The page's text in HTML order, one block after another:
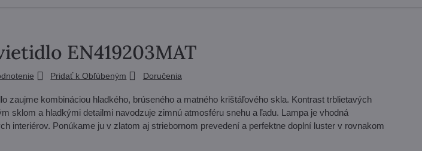
EN419203MAT
Pridať k Obľúbeným Doručenia
zaujme kombináciou hladkého, brúseného a matného krištáľového skla. Kontrast trblietavých
sklom a hladkými detailmi navodzuje zimnú atmosféru snehu a ľadu. Lampa je vhodná
interiérov. Ponúkame ju v zlatom aj striebornom prevedení a perfektne doplní luster v rovnakom